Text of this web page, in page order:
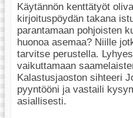
Käytännön kenttätyöt
kirjoituspöydän takana
parantamaan pohjoisten
huonoa asemaa? Niille
tarvitse perustella.
vaikuttamaan
Kalastusjaoston sihteeri
pyyntööni ja vastaili
asiallisesti.